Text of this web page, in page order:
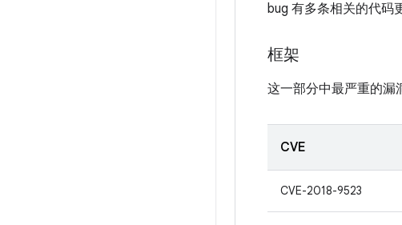
bug 有多条相关的代码
框架
这一部分中最严重的漏
CVE
CVE-2018-9523